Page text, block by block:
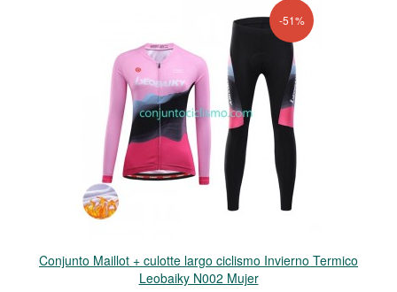
-51%
Conjunto Maillot + culotte largo ciclismo Invierno Termico
Leobaiky N002 Mujer